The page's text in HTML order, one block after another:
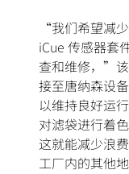
“我们希望减
iCue 传感器套
查和维修，”
接至唐纳森设
以维持良好运
对滤袋进行着
这就能减少浪
工厂内的其他